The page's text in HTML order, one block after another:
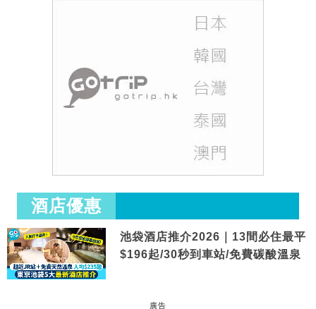
酒店優惠
池袋酒店推介2026｜13間必住最平
$196起/30秒到車站/免費碳酸溫泉
廣告